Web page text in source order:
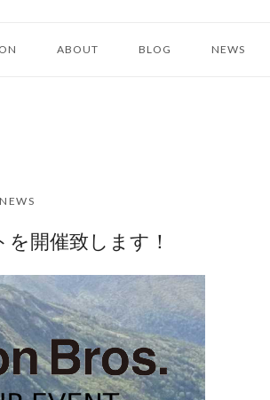
ABOUT BLOG NEWS
NEWS
開催致します！